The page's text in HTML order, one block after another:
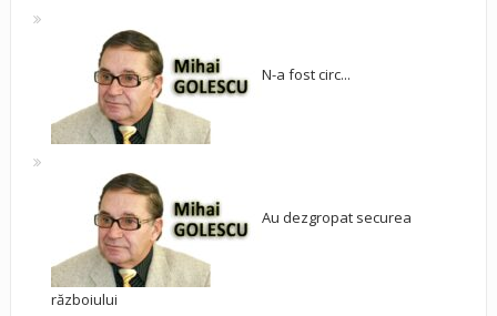
N-a fost circ...
Au dezgropat securea
războiului